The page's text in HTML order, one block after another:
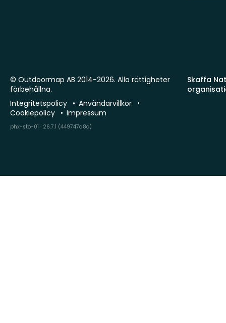
Skaffa
© Outdoormap AB 2014-2026. Alla rättigheter
förbehållna.
Integritetspolicy
Användarvillkor
Cookiepolicy
Impressum
phx-sto-01 · 26.7.1 (449747a8c)